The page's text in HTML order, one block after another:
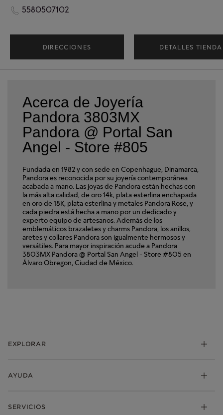
5580507102
DIRECCIONES DETALLES TIENDA
Acerca de Joyería
Pandora 3803MX
Pandora @ Portal San
Angel - Store #805
Fundada en 1982 y con sede en Copenhague, Dinamarca,
Pandora es reconocida por su joyería contemporánea
acabada a mano. Las joyas de Pandora están hechas con
la más alta calidad, de oro 14k, plata esterlina enchapada
en oro de 18K, plata esterlina y metales Pandora Rose, y
cada piedra está hecha a mano por un dedicado y
experto equipo de artesanos. Además de los
emblemáticos brazaletes y charms Pandora, los anillos,
aretes y collares Pandora son igualmente hermosos y
versátiles. Para mayor inspiración acude a Pandora
3803MX Pandora @ Portal San Angel - Store #805 en
Álvaro Obregon, Ciudad de México.
EXPLORAR
Aretes
AYUDA
SERVICIOS